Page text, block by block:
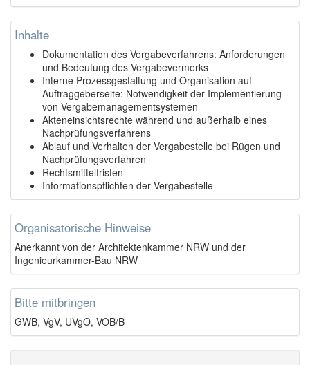
Inhalte
Dokumentation des Vergabeverfahrens: Anforderungen
und Bedeutung des Vergabevermerks
Interne Prozessgestaltung und Organisation auf
Auftraggeberseite: Notwendigkeit der Implementierung
von Vergabemanagementsystemen
Akteneinsichtsrechte während und außerhalb eines
Nachprüfungsverfahrens
Ablauf und Verhalten der Vergabestelle bei Rügen und
Nachprüfungsverfahren
Rechtsmittelfristen
Informationspflichten der Vergabestelle
Organisatorische Hinweise
Anerkannt von der Architektenkammer NRW und der
Ingenieurkammer-Bau NRW
Bitte mitbringen
GWB, VgV, UVgO, VOB/B